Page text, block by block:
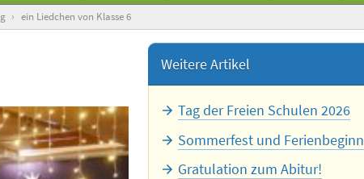
› ein Liedchen von Klasse 6
Weitere Artikel
Tag der Freien Schulen 2026
Sommerfest und Ferienbeginn
Gratulation zum Abitur!